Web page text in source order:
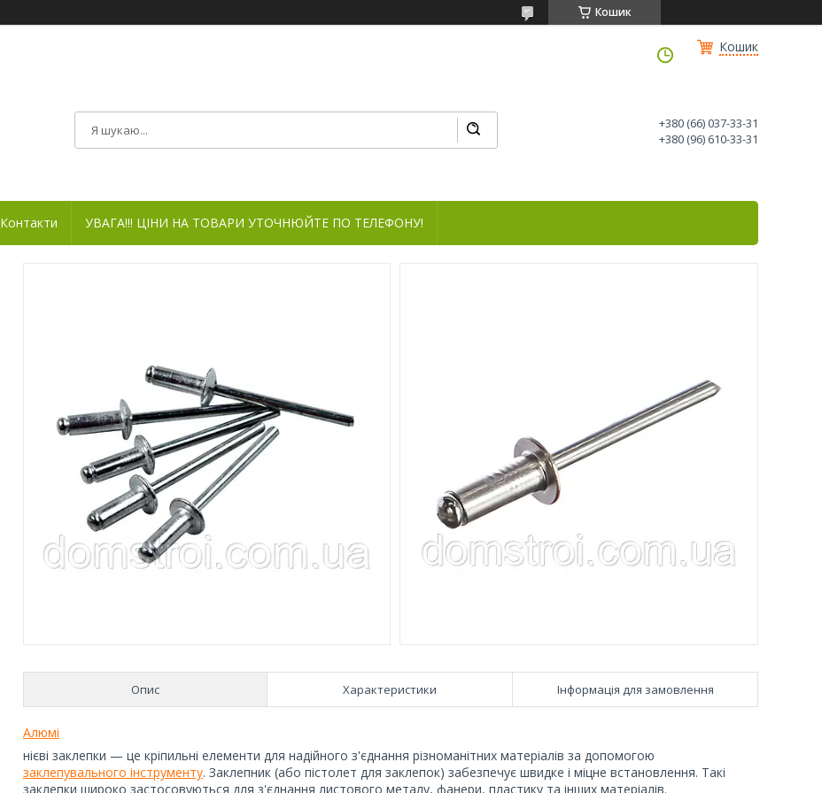
Кошик
Кошик
+380 (66) 037-33-31
+380 (96) 610-33-31
Контакти УВАГА!!! ЦІНИ НА ТОВАРИ УТОЧНЮЙТЕ ПО ТЕЛЕФОНУ!
Опис Характеристики Інформація для замовлення
Алюмі
нієві заклепки — це кріпильні елементи для надійного з'єднання різноманітних матеріалів за допомогою
заклепувального інструменту. Заклепник (або пістолет для заклепок) забезпечує швидке і міцне встановлення. Такі
заклепки широко застосовуються для з'єднання листового металу, фанери, пластику та інших матеріалів.